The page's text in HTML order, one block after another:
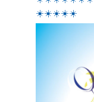
☀️☀️☀️☀️☀️